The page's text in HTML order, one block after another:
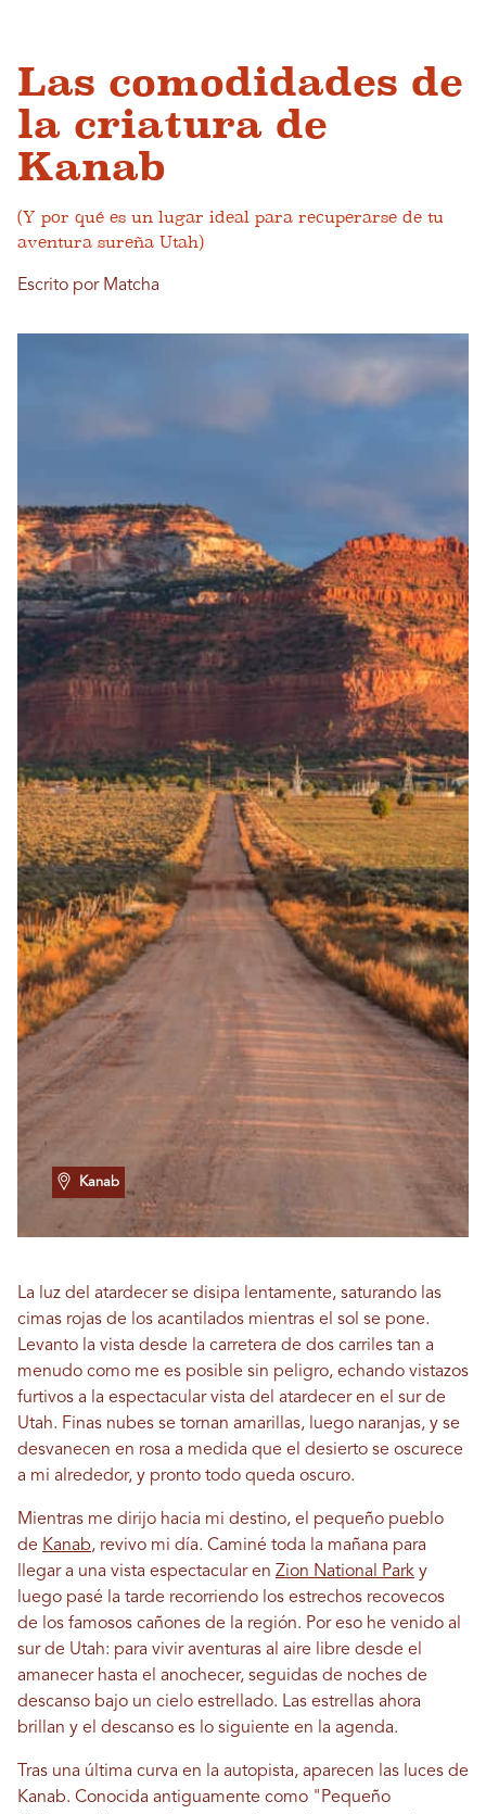
Las comodidades de
la criatura de
Kanab
(Y por qué es un lugar ideal para recuperarse de tu
aventura sureña Utah)
Escrito por Matcha
Kanab
La luz del atardecer se disipa lentamente, saturando las
cimas rojas de los acantilados mientras el sol se pone.
Levanto la vista desde la carretera de dos carriles tan a
menudo como me es posible sin peligro, echando vistazos
furtivos a la espectacular vista del atardecer en el sur de
Utah. Finas nubes se tornan amarillas, luego naranjas, y se
desvanecen en rosa a medida que el desierto se oscurece
a mi alrededor, y pronto todo queda oscuro.
Mientras me dirijo hacia mi destino, el pequeño pueblo
de Kanab, revivo mi día. Caminé toda la mañana para
llegar a una vista espectacular en Zion National Park y
luego pasé la tarde recorriendo los estrechos recovecos
de los famosos cañones de la región. Por eso he venido al
sur de Utah: para vivir aventuras al aire libre desde el
amanecer hasta el anochecer, seguidas de noches de
descanso bajo un cielo estrellado. Las estrellas ahora
brillan y el descanso es lo siguiente en la agenda.
Tras una última curva en la autopista, aparecen las luces de
Kanab. Conocida antiguamente como "Pequeño